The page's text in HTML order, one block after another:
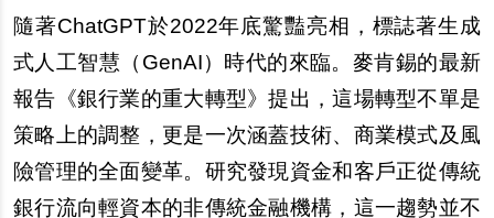
隨著ChatGPT於2022年底驚豔亮相，標誌著生成
式人工智慧（GenAI）時代的來臨。麥肯錫的最新
報告《銀行業的重大轉型》提出，這場轉型不單是
策略上的調整，更是一次涵蓋技術、商業模式及風
險管理的全面變革。研究發現資金和客戶正從傳統
銀行流向輕資本的非傳統金融機構，這一趨勢並不